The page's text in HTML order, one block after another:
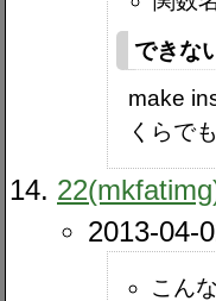
できな
make
くらで
2013-04-
こん